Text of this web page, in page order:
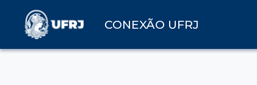
CONEXÃO UFRJ